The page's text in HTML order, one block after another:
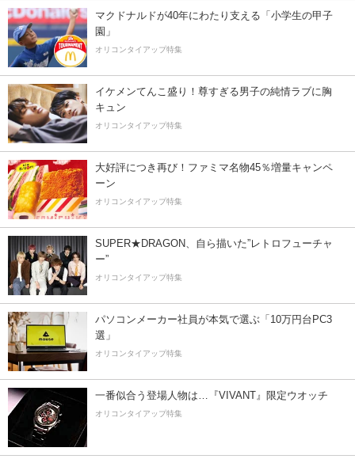
マクドナルドが40年にわたり支える「小学生の甲子
園」
オリコンタイアップ特集
イケメンてんこ盛り！尊すぎる男子の純情ラブに胸
キュン
オリコンタイアップ特集
大好評につき再び！ファミマ名物45％増量キャンペ
ーン
オリコンタイアップ特集
SUPER★DRAGON、自ら描いた”レトロフューチャ
ー”
オリコンタイアップ特集
パソコンメーカー社員が本気で選ぶ「10万円台PC3
選」
オリコンタイアップ特集
一番似合う登場人物は…『VIVANT』限定ウオッチ
オリコンタイアップ特集